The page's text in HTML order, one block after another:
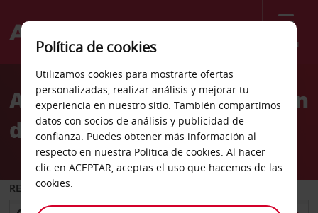
Menú
Welcome
AvisAlquiler de coches Estación
de tren de Moulins
RECOGER EN
Política de cookies
Utilizamos cookies para mostrarte ofertas
personalizadas, realizar análisis y mejorar tu
experiencia en nuestro sitio. También compartimos
datos con socios de análisis y publicidad de
confianza. Puedes obtener más información al
respecto en nuestra Política de cookies. Al hacer
clic en ACEPTAR, aceptas el uso que hacemos de las
cookies.